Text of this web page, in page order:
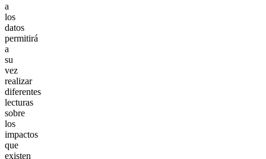
a
los
datos
permitirá
a
su
vez
realizar
diferentes
lecturas
sobre
los
impactos
que
existen